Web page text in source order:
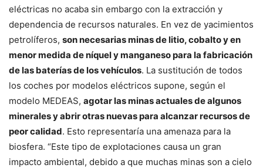
eléctricas no acaba sin embargo con la extracción y
dependencia de recursos naturales. En vez de yacimientos
petrolíferos, son necesarias minas de litio, cobalto y en
menor medida de níquel y manganeso para la fabricación
de las baterías de los vehículos. La sustitución de todos
los coches por modelos eléctricos supone, según el
modelo MEDEAS, agotar las minas actuales de algunos
minerales y abrir otras nuevas para alcanzar recursos de
peor calidad. Esto representaría una amenaza para la
biosfera. “Este tipo de explotaciones causa un gran
impacto ambiental, debido a que muchas minas son a cielo